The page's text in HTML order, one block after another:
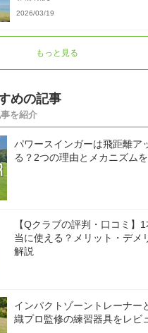
2026/03/19
もっと見る
めの記事
を紹介
パワースインガーは飛距離ア
る？2つの理由とメカニズム
【Qクラブの評判・口コミ】
当に使える？メリット・デメ
解説
インパクトゾーントレーナー
織プロ監修の練習器具をレビ